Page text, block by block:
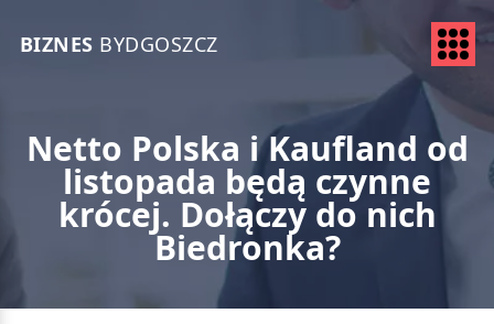
BIZNES BYDGOSZCZ
Netto Polska i Kaufland od
listopada będą czynne
krócej. Dołączy do nich
Biedronka?